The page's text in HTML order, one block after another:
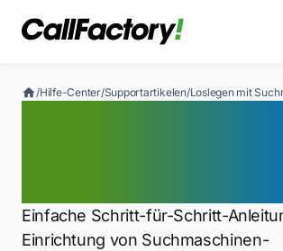
/Hilfe-Center/Supportartikelen/Loslegen mit
Einfache Schritt-für-Schritt-
Einrichtung von Suchmaschinen-